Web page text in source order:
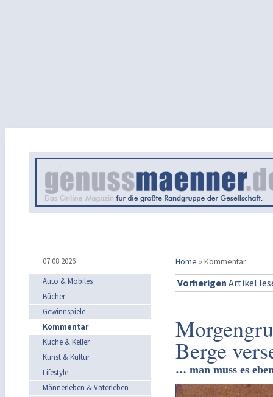
07.08.2026 Home » Kommentar
Auto & Mobiles
Bücher
Gewinnspiele
Kommentar
Küche & Keller
Kunst & Kultur
Lifestyle
Männerleben & Vaterleben
Vorherigen Artikel
Berge
… man muss es